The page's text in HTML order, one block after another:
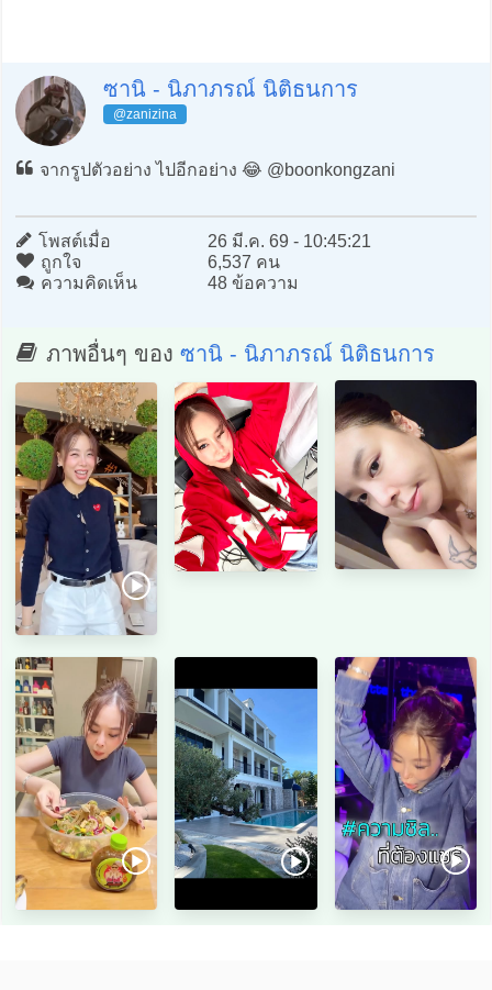
ซานิ - นิภาภรณ์ นิติธนการ
@zanizina
จากรูปตัวอย่าง ไปอีกอย่าง 😂 @boonkongzani
โพสต์เมื่อ
26 มี.ค. 69 - 10:45:21
ถูกใจ
6,537 คน
ความคิดเห็น
48 ข้อความ
ภาพอื่นๆ ของ ซานิ - นิภาภรณ์ นิติธนการ